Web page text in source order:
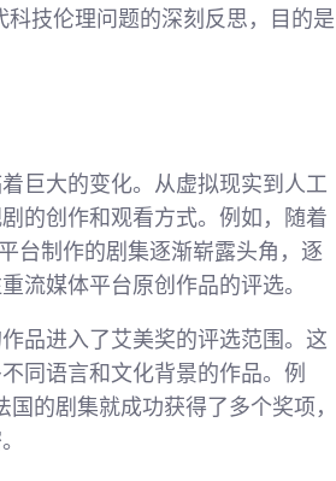
技伦理问题的深刻反思，目的是
巨大的变化。从虚拟现实到人工
的创作和观看方式。例如，随着
台制作的剧集逐渐崭露头角，逐
流媒体平台原创作品的评选。
品进入了艾美奖的评选范围。这
同语言和文化背景的作品。例
的剧集就成功获得了多个奖项，